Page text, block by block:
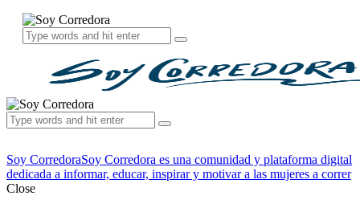
Soy CorredoraSoy Corredora es una comunidad y plataforma digital
dedicada a informar, educar, inspirar y motivar a las mujeres a correr
Close